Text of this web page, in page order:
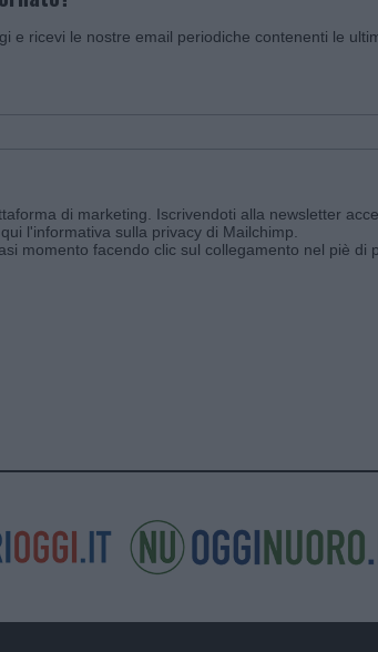
e ricevi le nostre email periodiche contenenti le
di marketing. Iscrivendoti alla newsletter
l'informativa sulla privacy di Mailchimp
momento facendo clic sul collegamento nel piè di